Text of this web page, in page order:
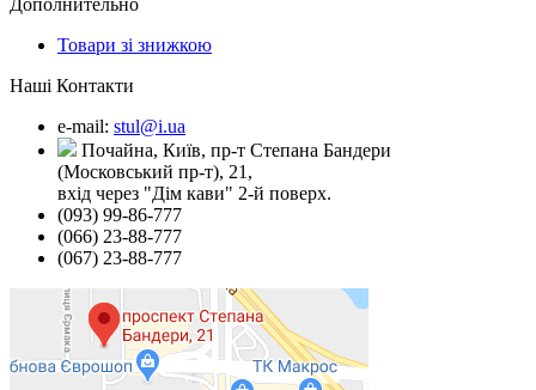
Товари зі знижкою
Наші Контакти
e-mail: stul@i.ua
Почайна, Київ, пр-т Степана Бандери
(Московський пр-т), 21,
вхід через "Дім кави" 2-й поверх.
(093) 99-86-777
(066) 23-88-777
(067) 23-88-777